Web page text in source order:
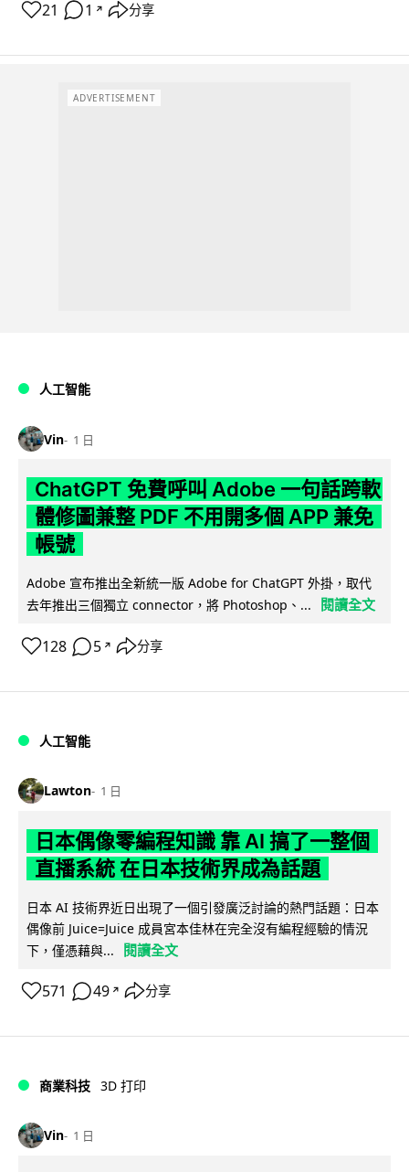
21 1 ↗ 分享
ADVERTISEMENT
人工智能
Vin 1 日
ChatGPT 免費呼叫 Adobe 一句話跨軟
體修圖兼整 PDF 不用開多個 APP 兼免
帳號
Adobe 宣布推出全新統一版 Adobe for ChatGPT 外掛，取代
去年推出三個獨立 connector，將 Photoshop、...
閱讀全文
128 5 ↗ 分享
人工智能
Lawton 1 日
日本偶像零編程知識 靠 AI 搞了一整個
直播系統 在日本技術界成為話題
日本 AI 技術界近日出現了一個引發廣泛討論的熱門話題：日本
偶像前 Juice=Juice 成員宮本佳林在完全沒有編程經驗的情況
下，僅憑藉與...
閱讀全文
571 49 ↗ 分享
商業科技 3D 打印
Vin 1 日